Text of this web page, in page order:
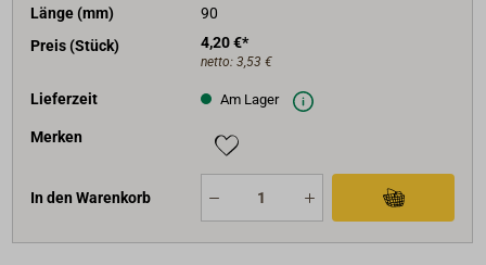
Länge (mm)
90
Preis (Stück)
4,20 €*
netto: 3,53 €
Lieferzeit Am Lager
Merken
In den Warenkorb